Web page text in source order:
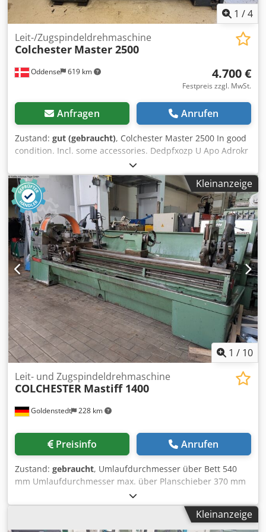
1 /4
Oddense 619 km
Leit-/Zugspindeldrehmaschine
Colchester Master 2500
4.700 €
Festpreis zzgl. MwSt.
Anfragen Anrufen
Zustand: gut (gebraucht), Colchester Master 2500 In good
condition. Incl. some accessories. Dedpfxozp U Apo Adrokr
Kleinanzeige
1 / 10
Goldenstedt 228 km
Leit- und Zugspindeldrehmaschine
COLCHESTER Mastiff 1400
Preisinfo Anrufen
Zustand: gebraucht, Umlaufdurchmesser über Bett 540
mm Umlaufdurchmesser max. über Planschieber 370 mm
Spitzenweite 3000 mm Spitzenhöhe 270 mm
Drehdurchmesser in der Kröpfung 815 mm Bettbreite 344
mm Spindelbohrung 88 mm Spindeldurchmesser im vord.
Kleinanzeige